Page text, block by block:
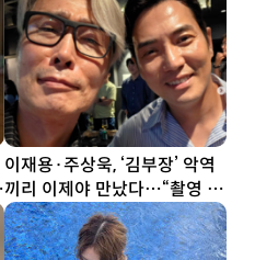
이재용·주상욱, ‘김부장’ 악역
끼리 이제야 만났다…“촬영 땐
한 번도 못 봐” [SD셀픽]